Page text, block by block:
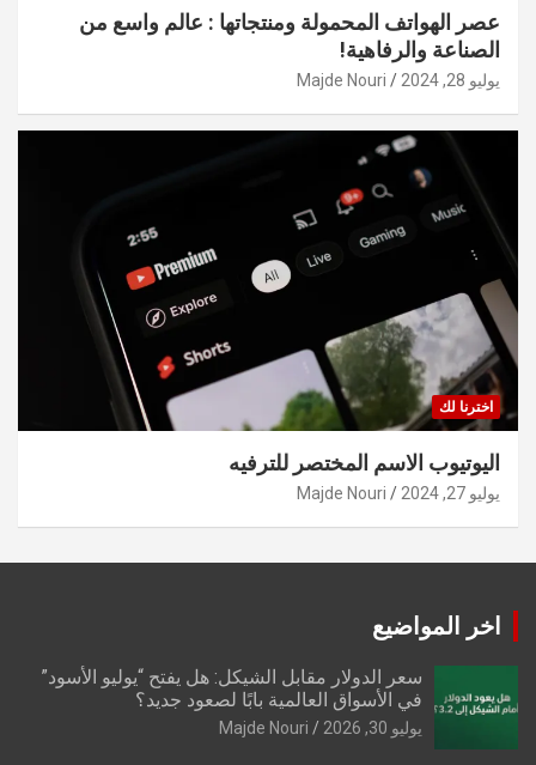
عصر الهواتف المحمولة ومنتجاتها : عالم واسع من
الصناعة والرفاهية!
يوليو 28, 2024 Majde Nouri
اخترنا لك
اليوتيوب الاسم المختصر للترفيه
يوليو 27, 2024 Majde Nouri
اخر المواضيع
سعر الدولار مقابل الشيكل: هل يفتح “يوليو الأسود”
في الأسواق العالمية بابًا لصعود جديد؟
يوليو 30, 2026 Majde Nouri